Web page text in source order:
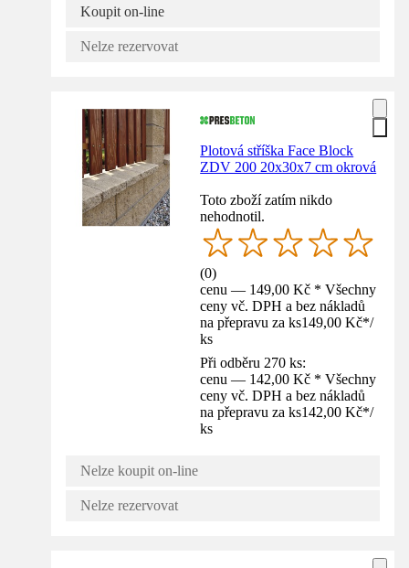
Koupit on-line
Nelze rezervovat
Plotová stříška Face Block
ZDV 200 20x30x7 cm okrová
Toto zboží zatím nikdo
nehodnotil.
(0)
cenu — 149,00 Kč * Všechny
ceny vč. DPH a bez nákladů
na přepravu za ks149,00 Kč*/
ks
Při odběru 270 ks:
cenu — 142,00 Kč * Všechny
ceny vč. DPH a bez nákladů
na přepravu za ks142,00 Kč*/
ks
Nelze koupit on-line
Nelze rezervovat